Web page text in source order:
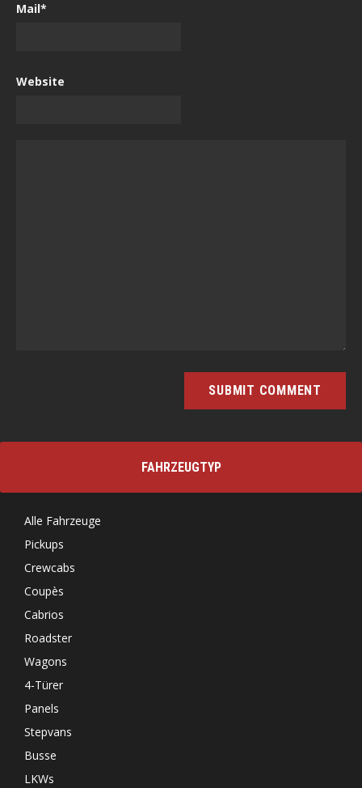
Mail*
Website
FAHRZEUGTYP
Alle Fahrzeuge
Pickups
Crewcabs
Coupès
Cabrios
Roadster
Wagons
4-Türer
Panels
Stepvans
Busse
LKWs